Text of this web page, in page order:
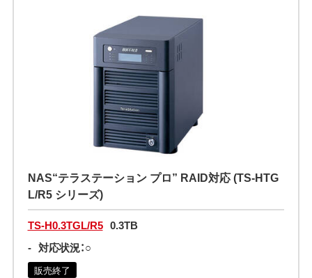
NAS“テラステーション プロ” RAID対応 (TS-HTG
L/R5 シリーズ)
TS-H0.3TGL/R5 0.3TB
- 対応状況：○
販売終了